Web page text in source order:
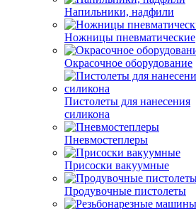
Напильники, надфили
Ножницы пневматические
Окрасочное оборудование
Пистолеты для нанесения
силикона
Пневмостеплеры
Присоски вакуумные
Продувочные пистолеты